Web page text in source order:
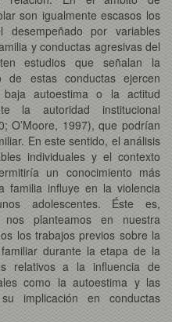
son igualmente escasos los
por variables
y conductas agresivas del
estudios que señalan la
estas conductas ejercen
autoestima o la actitud
la autoridad institucional
O’Moore, 1997), que podrían
En este sentido, el análisis
individuales y el contexto
un conocimiento más
familia influye en la violencia
adolescentes. Éste es,
planteamos en nuestra
los trabajos previos sobre la
durante la etapa de la
relativos a la influencia de
como la autoestima y las
implicación en conductas